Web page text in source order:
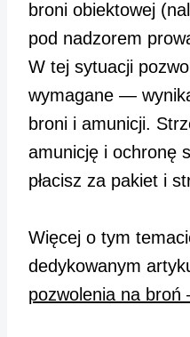
broni obiektowej
pod nadzorem
W tej sytuacji
wymagane —
broni i amunicji.
amunicję i ochronę
płacisz za pakiet i
Więcej o tym
dedykowanym
pozwolenia na